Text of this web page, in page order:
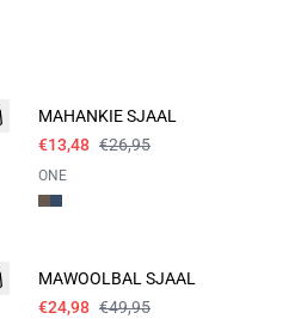
MAHANKIE SJAAL
€13,48 €26,95
ONE
MAWOOLBAL SJAAL
€24,98 €49,95